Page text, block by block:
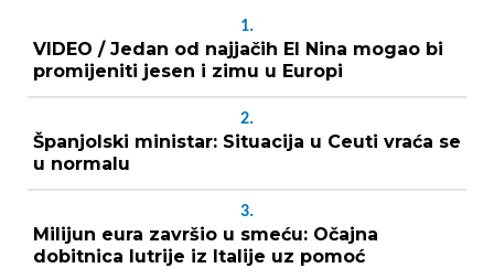
1.
VIDEO / Jedan od najjačih El Nina mogao bi
promijeniti jesen i zimu u Europi
2.
Španjolski ministar: Situacija u Ceuti vraća se
u normalu
3.
Milijun eura završio u smeću: Očajna
dobitnica lutrije iz Italije uz pomoć